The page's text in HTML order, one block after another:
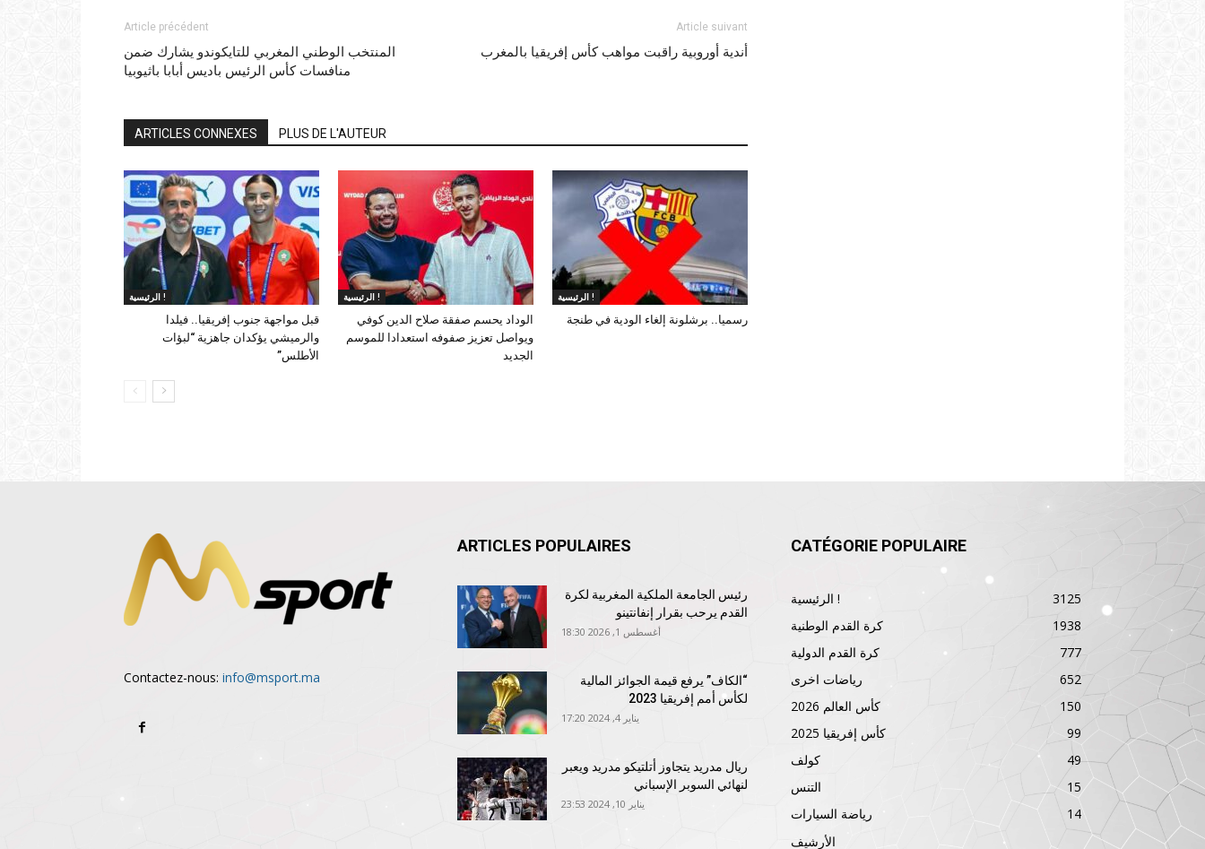
Article précédent
المنتخب الوطني المغربي للتايكوندو يشارك ضمن
منافسات كأس الرئيس باديس أبابا باثيوبيا
Article suivant
أندية أوروبية راقبت مواهب كأس إفريقيا بالمغرب
ARTICLES CONNEXES PLUS DE L'AUTEUR
الرئيسية !
قبل مواجهة جنوب إفريقيا.. فيلدا
والرميشي يؤكدان جاهزية “لبؤات
الأطلس”
الرئيسية !
الوداد يحسم صفقة صلاح الدين كوفي
ويواصل تعزيز صفوفه استعدادا للموسم
الجديد
الرئيسية !
رسميا.. برشلونة إلغاء الودية في طنجة
Contactez-nous: info@msport.ma
ARTICLES POPULAIRES
رئيس الجامعة الملكية المغربية لكرة
القدم يرحب بقرار إنفانتينو
أغسطس 1, 2026 18:30
“الكاف” يرفع قيمة الجوائز المالية
لكأس أمم إفريقيا 2023
يناير 4, 2024 17:20
ريال مدريد يتجاوز أتلتيكو مدريد ويعبر
لنهائي السوبر الإسباني
يناير 10, 2024 23:53
CATÉGORIE POPULAIRE
الرئيسية !
3125
كرة القدم الوطنية
1938
كرة القدم الدولية
777
رياضات اخرى
652
كأس العالم 2026
150
كأس إفريقيا 2025
99
كولف
49
التنس
15
رياضة السيارات
14
الأرشيف